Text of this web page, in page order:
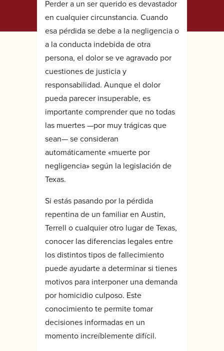
Perder a un ser querido es devastador
en cualquier circunstancia. Cuando
esa pérdida se debe a la negligencia o
a la conducta indebida de otra
persona, el dolor se ve agravado por
cuestiones de justicia y
responsabilidad. Aunque el dolor
pueda parecer insuperable, es
importante comprender que no todas
las muertes —por muy trágicas que
sean— se consideran
automáticamente «muerte por
negligencia» según la legislación de
Texas.
Si estás pasando por la pérdida
repentina de un familiar en Austin,
Terrell o cualquier otro lugar de Texas,
conocer las diferencias legales entre
los distintos tipos de fallecimiento
puede ayudarte a determinar si tienes
motivos para interponer una demanda
por homicidio culposo. Este
conocimiento te permite tomar
decisiones informadas en un
momento increíblemente difícil.